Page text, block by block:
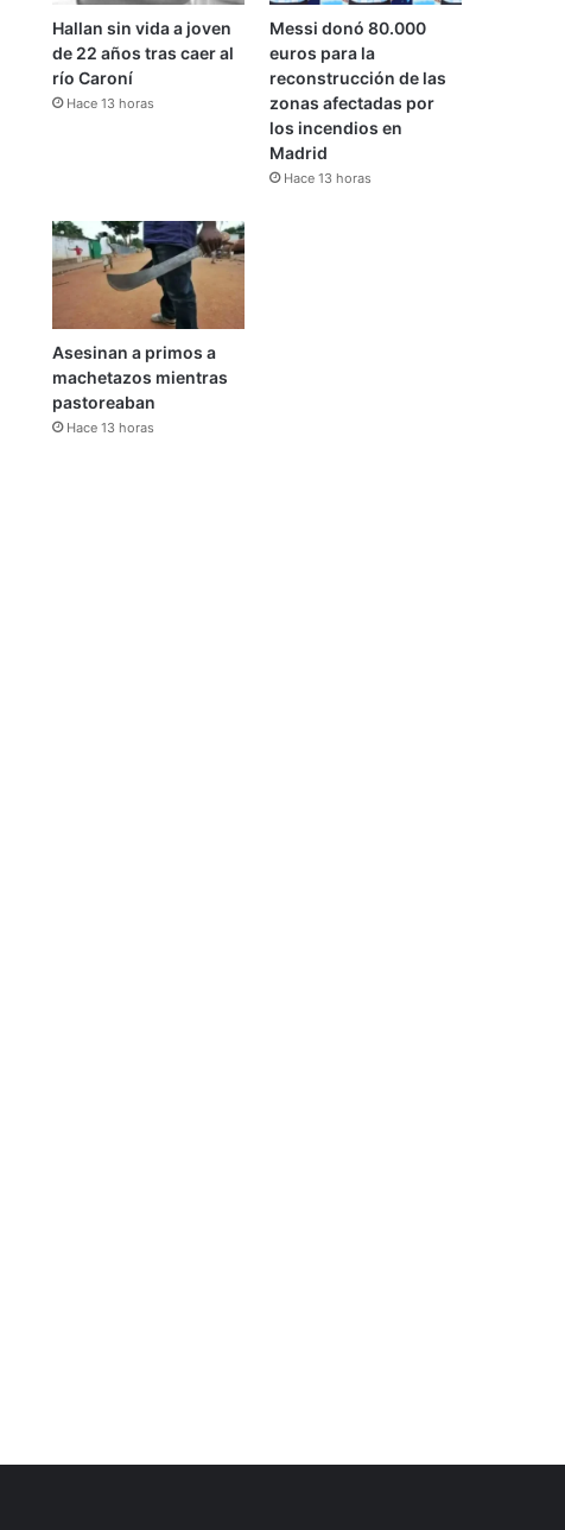
Hallan sin vida a joven
de 22 años tras caer al
río Caroní
Hace 13 horas
Messi donó 80.000
euros para la
reconstrucción de las
zonas afectadas por
los incendios en
Madrid
Hace 13 horas
Asesinan a primos a
machetazos mientras
pastoreaban
Hace 13 horas